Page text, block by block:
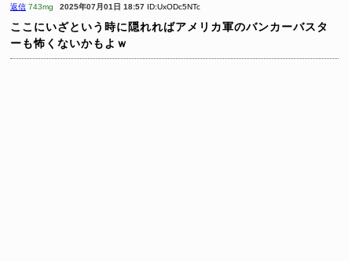
返信 743mg 2025年07月01日 18:57 ID:UxODc5NTc
ここにいざという時に隠れればアメリカ軍のバンカーバスタ
ーも怖くないかもよｗ